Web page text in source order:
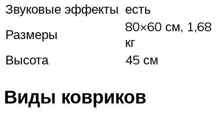
Звуковые эффекты есть
Размеры
80×60 см, 1,68
кг
Высота
45 см
Виды ковриков